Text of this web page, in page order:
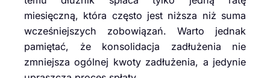
miesięczną, która często jest niższa niż suma
wcześniejszych zobowiązań. Warto jednak
pamiętać, że konsolidacja zadłużenia nie
zmniejsza ogólnej kwoty zadłużenia, a jedynie